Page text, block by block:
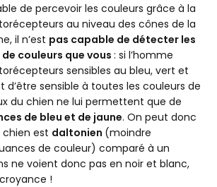
de percevoir les couleurs grâce à la
au niveau des cônes de la
il n’est pas capable de détecter les
couleurs que vous : si l’homme
sensibles au bleu, vert et
sensible à toutes les couleurs de
du chien ne lui permettent que de
de bleu et de jaune. On peut donc
chien est daltonien (moindre
de couleur) comparé à un
ne voient donc pas en noir et blanc,
!